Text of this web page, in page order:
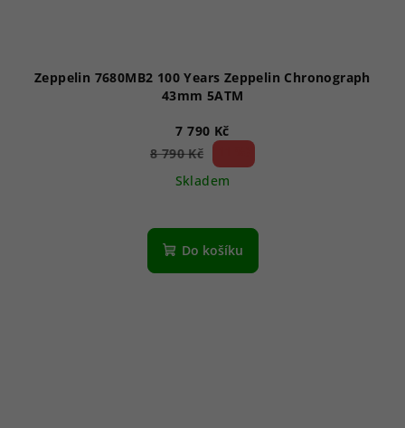
Zeppelin 7680MB2 100 Years Zeppelin Chronograph
43mm 5ATM
7 790 Kč
8 790 Kč
Skladem
Do košíku